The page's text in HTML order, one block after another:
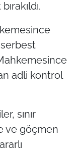
adli kontrol
sınır
ve göçmen